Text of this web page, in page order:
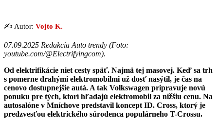
✍️ Autor: Vojto K.
07.09.2025 Redakcia Auto trendy (Foto:
youtube.com/@Electrifyingcom).
Od elektrifikácie niet cesty späť. Najmä tej masovej. Keď sa trh
s pomerne drahými elektromobilmi už dosť nasýtil, je čas na
cenovo dostupnejšie autá. A tak Volkswagen pripravuje novú
ponuku pre tých, ktorí hľadajú elektromobil za nižšiu cenu. Na
autosalóne v Mníchove predstavil koncept ID. Cross, ktorý je
predzvesťou elektrického súrodenca populárneho T-Crossu.